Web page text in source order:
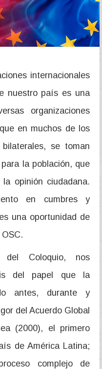
internacionales
nuestro país es una
organizaciones
en muchos de los
se toman
la población, que
opinión ciudadana.
en cumbres y
una oportunidad de
del Coloquio, nos
del papel que la
antes, durante y
del Acuerdo Global
(2000), el primero
de América Latina;
complejo de